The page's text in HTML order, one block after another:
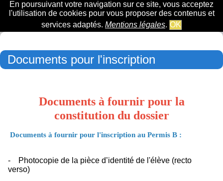
En poursuivant votre navigation sur ce site, vous acceptez
l'utilisation de cookies pour vous proposer des contenus et
services adaptés. Mentions légales. OK
Documents pour l'inscription
Documents à fournir pour la
constitution du dossier
Documents à fournir pour l'inscription au Permis B :
- Photocopie de la pièce d’identité de l'élève (recto
verso)